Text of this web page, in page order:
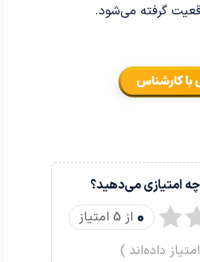
گرفته می‌شود.
امتیازی می‌دهید؟
0 از 5 امتیاز
داده‌اند )